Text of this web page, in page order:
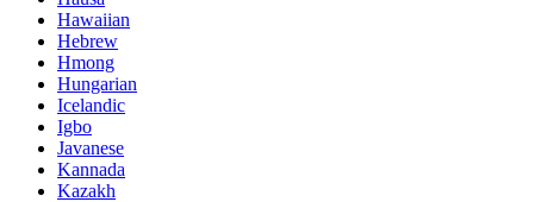
Hawaiian
Hebrew
Hmong
Hungarian
Icelandic
Igbo
Javanese
Kannada
Kazakh